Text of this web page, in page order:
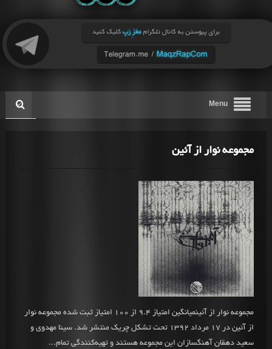
Menu
مجموعه نوار از آئین
مجموعه نوار از آئینمیانگین امتیاز 9.4 از 100 امتیاز ثبت شده مجموعه نوار
از آئین در 17 مرداد 1392 تحت تشکل چریک منتشر شد. سینا مهدوی و
سعید دهقان آهنگسازان این مجموعه هستند و تهیه‌کنندگی تمام...